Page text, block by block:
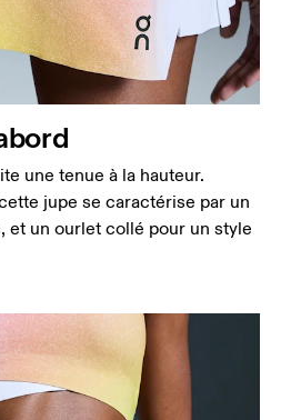
une tenue à la hauteur.
jupe se caractérise par un
et un ourlet collé pour un style